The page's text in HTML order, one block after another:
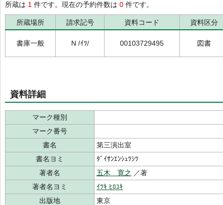
所蔵は 1 件です。現在の予約件数は 0 件です。
所蔵場所 請求記号 資料コード 資料区分
書庫一般 N /ｲﾂ/ 00103729495 図書
資料詳細
マーク種別
マーク番号
書名
第三演出室
書名ヨミ
ﾀﾞｲｻﾝｴﾝｼｭﾂｼﾂ
著者名
五木 寛之 ／著
著者名ヨミ
ｲﾂｷ ﾋﾛﾕｷ
出版地
東京